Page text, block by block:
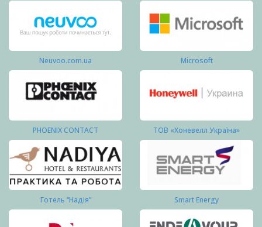
Neuvoo.com.ua Microsoft
PHOENIX CONTACT ТОВ «Хоневелл Україна»
Готель “Надія” Smart Energy